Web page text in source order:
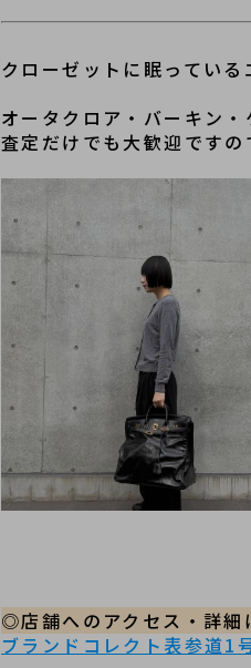
クローゼットに眠ってい
オータクロア・バーキン
査定だけでも大歓迎ですの
◎店舗へのアクセス・詳細
ブランドコレクト表参道1